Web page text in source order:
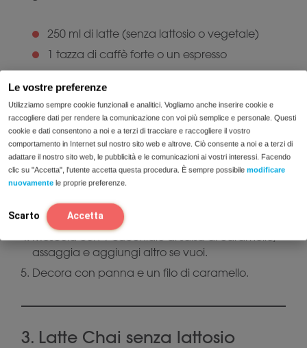
Le vostre preferenze
Utilizziamo sempre cookie funzionali e analitici. Vogliamo anche inserire cookie e
raccogliere dati per rendere la comunicazione con voi più semplice e personale. Questi
cookie e dati consentono a noi e a terzi di tracciare e raccogliere il vostro
comportamento in Internet sul nostro sito web e altrove. Ciò consente a noi e a terzi di
adattare il nostro sito web, le pubblicità e le comunicazioni ai vostri interessi. Facendo
clic su "Accetta", l'utente accetta questa procedura. È sempre possibile modificare
nuovamente le proprie preferenze.
Scarto Accetta
250 ml di latte (senza lattosio o vegetale)
1 tazza di caffè forte o un espresso
1–2 cucchiai di salsa al caramello (a piacere)
Facoltativo: panna montata senza lattosio
Preparazione
Scalda e monta il latte.
Aggiungi il caffè.
Mescola con 1 cucchiaio di salsa al caramello,
assaggia e aggiungi altro se vuoi.
Decora con panna e un filo di caramello.
3. Latte Chai senza lattosio